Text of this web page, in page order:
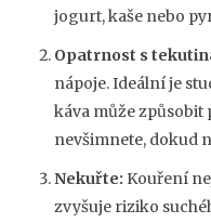
jogurt, kaše nebo
Opatrnost s
nápoje. Ideální je
káva může způsobit
nevšimnete, dokud
Nekuřte: Kouření
zvyšuje riziko